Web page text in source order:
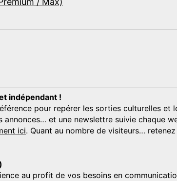
indépendant !
pour repérer les sorties culturelles et
et une newslettre suivie chaque
ici. Quant au nombre de visiteurs…
au profit de vos besoins en